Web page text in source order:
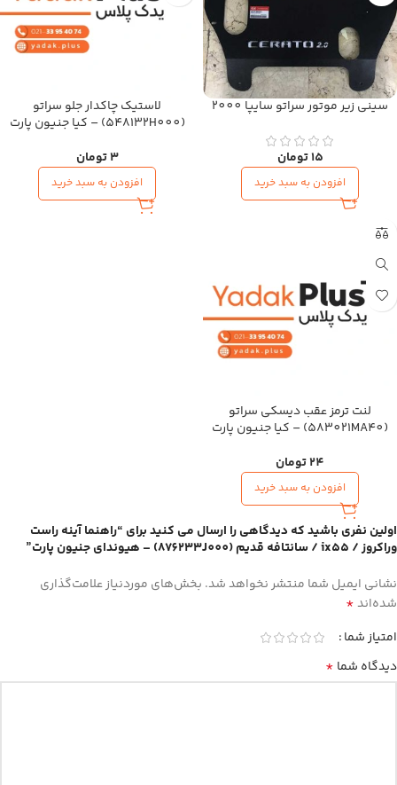
سینی زیر موتور سراتو سایپا 2000
15تومان
افزودن به سبد خرید
لاستیک چاکدار جلو سراتو
(548132H000) – کیا جنیون پارت
3تومان
افزودن به سبد خرید
لنت ترمز عقب دیسکی سراتو
(583021MA40) – کیا جنیون پارت
24تومان
افزودن به سبد خرید
اولین نفری باشید که دیدگاهی را ارسال می کنید برای “راهنما آینه راست
وراکروز / ix55 / سانتافه قدیم (876233J000) – هیوندای جنیون پارت”
نشانی ایمیل شما منتشر نخواهد شد. بخش‌های موردنیاز علامت‌گذاری
شده‌اند*
امتیاز شما
دیدگاه شما *